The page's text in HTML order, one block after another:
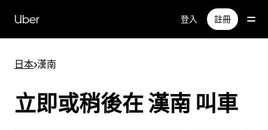
Uber 登入 註冊
日本>漢南
立即或稍後在 漢南 叫車